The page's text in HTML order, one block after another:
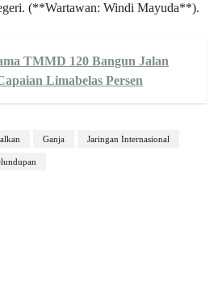
(**Wartawan: Windi Mayuda**).
TMMD 120 Bangun Jalan
Limabelas Persen
Ganja Jaringan Internasional